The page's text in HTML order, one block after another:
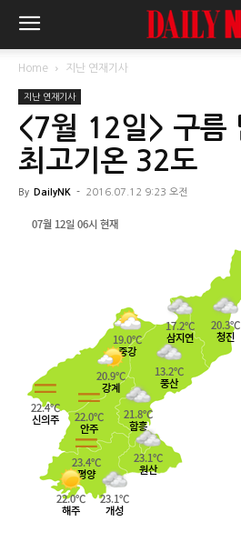
Home 지난 연재기사
지난 연재기사
<7월 12일> 구름
최고기온 32도
By DailyNK - 2016.07.12 9:23 오전